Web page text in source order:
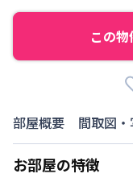
この物
部屋概要 間取図
お部屋の特徴